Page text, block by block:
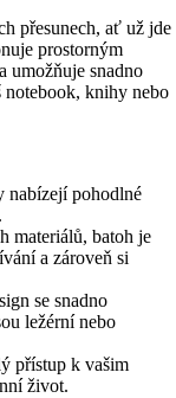
přesunech, ať už jde
prostorným
umožňuje snadno
notebook, knihy nebo
nabízejí pohodlné
materiálů, batoh je
a zároveň si
se snadno
ležérní nebo
přístup k vašim
život.